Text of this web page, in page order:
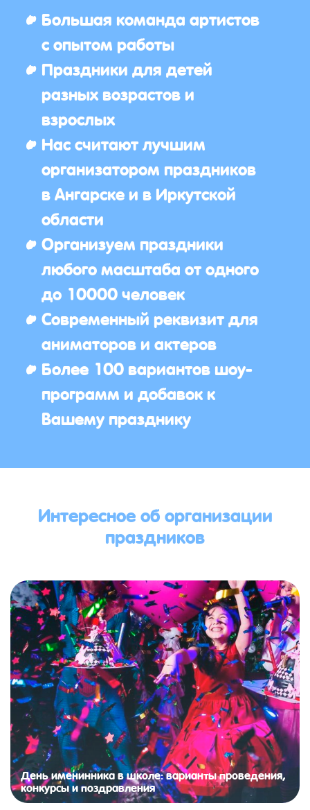
Большая команда артистов
с опытом работы
Праздники для детей
разных возрастов и
взрослых
Нас считают лучшим
организатором праздников
в Ангарске и в Иркутской
области
Организуем праздники
любого масштаба от одного
до 10000 человек
Современный реквизит для
аниматоров и актеров
Более 100 вариантов шоу-
программ и добавок к
Вашему празднику
Интересное об организации
праздников
День именинника в школе: варианты проведения,
конкурсы и поздравления